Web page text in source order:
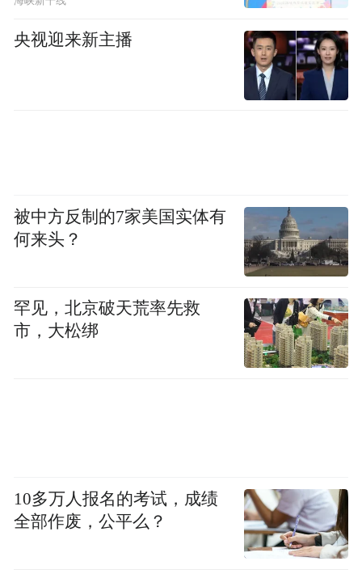
央视迎来新主播
被中方反制的7家美国实体有
何来头？
罕见，北京破天荒率先救
市，大松绑
10多万人报名的考试，成绩
全部作废，公平么？